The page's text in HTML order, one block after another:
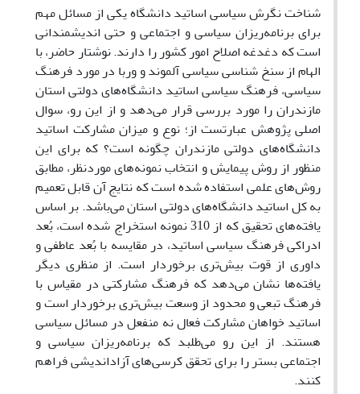
شناخت نگرش سیاسی اساتید دانشگاه یکی از مسائل مهم
برای برنامه‌ریزان سیاسی و اجتماعی و حتی اندیشمندانی
است که دغدغه اصلاح امور کشور را دارند. نوشتار حاضر، با
الهام از سنخ شناسی سیاسی آلموند و وربا در مورد فرهنگ
سیاسی، فرهنگ سیاسی اساتید دانشگاه‌های دولتی استان
مازندران را مورد بررسی قرار می‌دهد و از این رو، سوال
اصلی پژوهش عبارتست از؛ نوع و میزان مشارکت اساتید
دانشگاه‌های دولتی مازندران چگونه است؟ که برای این
منظور از روش پیمایش و انتخاب نمونه‌های موردنظر، مطابق
روش‌های علمی استفاده شده است که نتایج آن قابل تعمیم
به کل اساتید دانشگاه‌های دولتی استان می‌باشد. بر اساس
یافته‌های تحقیق که از 310 نمونه استخراج شده است، بُعد
ادراکی فرهنگ سیاسی اساتید، در مقایسه با بُعد عاطفی و
داوری از قوت بیش‌تری برخوردار است. از منظری دیگر
یافته‌ها نشان می‌دهد که فرهنگ مشارکتی در مقیاس با
فرهنگ تبعی و محدود از وسعت بیش‌تری برخوردار است و
اساتید خواهان مشارکت فعال نه منفعل در مسائل سیاسی
هستند. از این رو می‌طلبد که برنامه‌ریزان سیاسی و
اجتماعی بستر را برای تحقق کرسی‌های آزاداندیشی فراهم
کنند.